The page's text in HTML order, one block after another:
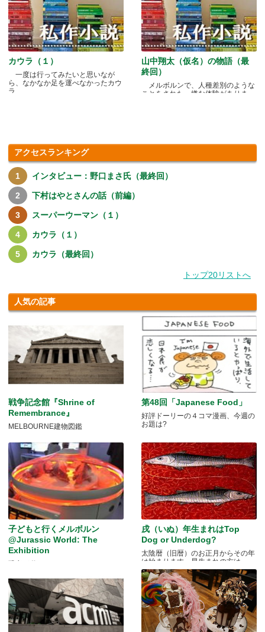
カウラ（１）
一度は行ってみたいと思いなが
ら、なかなか足を運べなかったカウ
ラ.....
山中翔太（仮名）の物語（最
終回）
メルボルンで、人種差別のような
ことをされた、嫌な体験がありま
アクセスランキング
インタビュー：野口まさ氏（最終回）
下村はやとさんの話（前編）
スーパーウーマン（１）
カウラ（１）
カウラ（最終回）
トップ20リストへ
人気の記事
戦争記念館『Shrine of
Remembrance』
MELBOURNE建物図鑑
第48回「Japanese Food」
好評ドーリーの４コマ漫画、今週の
お題は?
子どもと行くメルボルン
@Jurassic World: The
Exhibition
戌（いぬ）年生まれはTop
Dog or Underdog?
太陰暦（旧暦）のお正月からその年
は始まります。早生まれの方は.....